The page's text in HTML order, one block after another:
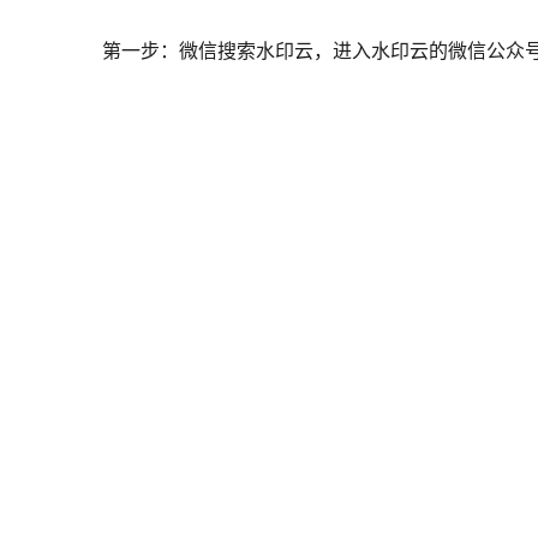
第一步：微信搜索水印云，进入水印云的微信公众